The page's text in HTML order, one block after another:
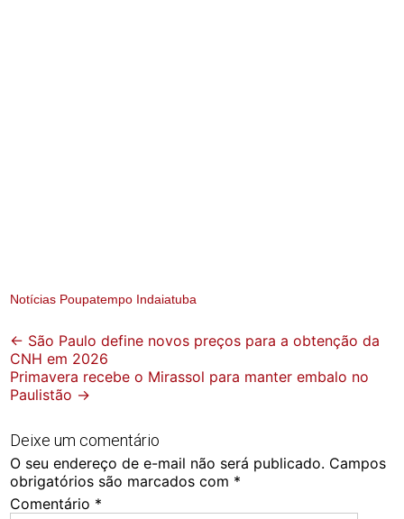
Notícias Poupatempo Indaiatuba
Post
navigation
← São Paulo define novos preços para a obtenção da
CNH em 2026
Primavera recebe o Mirassol para manter embalo no
Paulistão →
Deixe um comentário
O seu endereço de e-mail não será publicado. Campos
obrigatórios são marcados com *
Comentário *